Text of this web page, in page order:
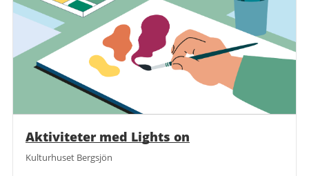
Aktiviteter med Lights on
Kulturhuset Bergsjön